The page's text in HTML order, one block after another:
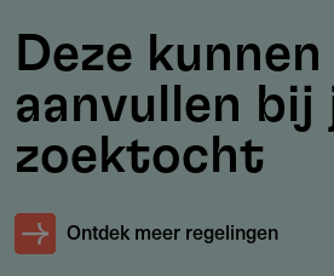
Werkgebied
Waar geldt deze subsidie?
Nederland (inclusief Caribisch
Deze
aanvullen bij
zoektocht
Ontdek meer regelingen